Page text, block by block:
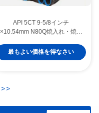
API 5CT 9-5/8インチ
×10.54mm N80Q焼入れ・焼戻
じ、在来型石油・ガス生産井用
最もよい価格を得なさい
>>
306包装の靴および浮遊物つば127mmの浮遊物装置の訓練